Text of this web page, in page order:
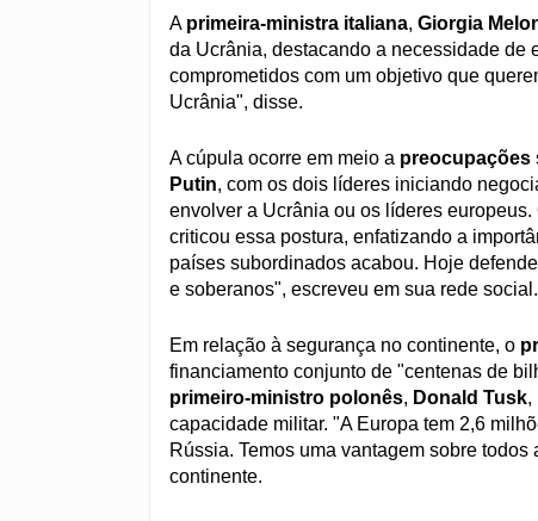
A primeira-ministra italiana, Giorgia
da Ucrânia, destacando a necessidade de
comprometidos com um objetivo que
Ucrânia", disse.
A cúpula ocorre em meio a preocupações
Putin, com os dois líderes iniciando
envolver a Ucrânia ou os líderes
criticou essa postura, enfatizando a
países subordinados acabou. Hoje
e soberanos", escreveu em sua rede social.
Em relação à segurança no continente, o
financiamento conjunto de "centenas de
primeiro-ministro polonês, Donald Tusk,
capacidade militar. "A Europa tem 2,6
Rússia. Temos uma vantagem sobre
continente.